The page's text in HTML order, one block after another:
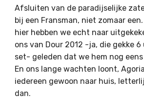
Afsluiten van de paradijselijke
bij een Fransman, niet zomaar
hier hebben we echt naar
ons van Dour 2012 -ja, die gekke
set- geleden dat we hem nog
En ons lange wachten loont,
iedereen gewoon naar huis,
dan.